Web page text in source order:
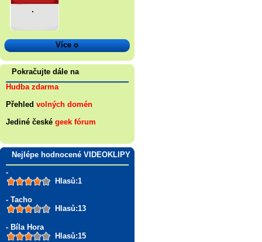
.
Více o
Pokračujte dále na
Hudba zdarma
Přehled volných domén
Jediné české geek fórum
Nejlépe hodnocené VIDEOKLIPY
-
Hlasů:1
- Tacho
Hlasů:13
- Bíla Hora
Hlasů:15